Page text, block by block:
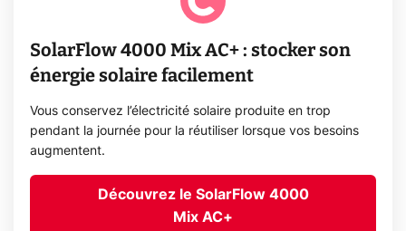
SolarFlow 4000 Mix AC+ : stocker son
énergie solaire facilement
Vous conservez l’électricité solaire produite en trop
pendant la journée pour la réutiliser lorsque vos besoins
augmentent.
Découvrez le SolarFlow 4000
Mix AC+